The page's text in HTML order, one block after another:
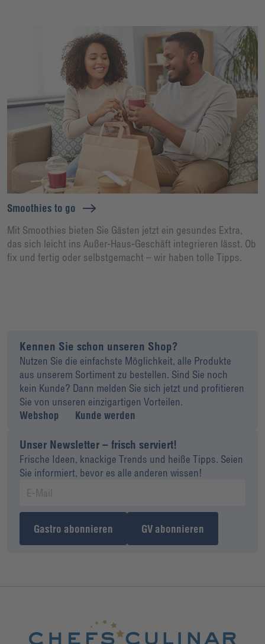
Smoothies to go
Mit Smoothies bieten Sie Gästen jetzt ein gesundes Extra,
das sich leicht ins Außer-Haus-Geschäft integrieren lässt. Ob
fix und fertig oder selbstgemacht – wir haben tolle Tipps.
Kennen Sie schon unseren Shop?
Nutzen Sie die einfachste Möglichkeit, alle Produkte
aus unserem Sortiment zu bestellen. Sind Sie noch
kein Kunde? Dann melden Sie sich jetzt und profitieren
Sie von unseren einzigartigen Vorteilen.
Webshop
Kunde werden
Unser Newsletter – frisch serviert!
Frische Ideen, knackige Trends und heiße Tipps. Seien
Sie informiert, bevor es alle anderen wissen!
Gastro abonnieren GV abonnieren